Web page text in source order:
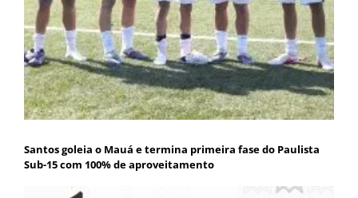
Santos goleia o Mauá e termina primeira fase do Paulista
Sub-15 com 100% de aproveitamento